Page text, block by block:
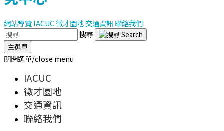
網站導覽IACUC徵才園地交通資訊聯絡我們
搜尋
主選單
關閉選單/close menu
IACUC
徵才園地
交通資訊
聯絡我們